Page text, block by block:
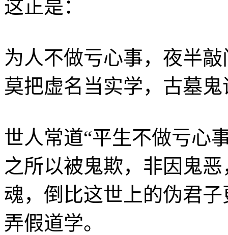
这正是：
为人不做亏心事，夜半
莫把虚名当实学，古墓
世人常道“平生不做亏心
之所以被鬼欺，非因鬼
魂，倒比这世上的伪君
弄假道学。